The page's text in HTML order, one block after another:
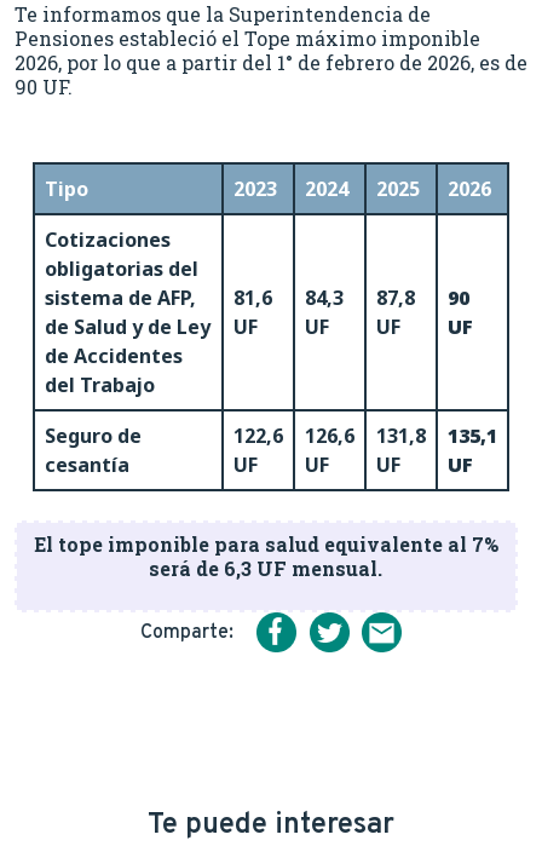
Te informamos que la Superintendencia de
Pensiones estableció el Tope máximo imponible
2026, por lo que a partir del 1° de febrero de 2026, es de
90 UF.
Tipo 2023 2024 2025
2026
Cotizaciones
obligatorias del
sistema de AFP,
de Salud y de Ley
de Accidentes
del Trabajo
81,6
UF
84,3
UF
87,8
UF
90
UF
Seguro de
cesantía
122,6
UF
126,6
UF
131,8
UF
135,1
UF
El tope imponible para salud equivalente al 7%
será de 6,3 UF mensual.
Comparte:
Te puede interesar